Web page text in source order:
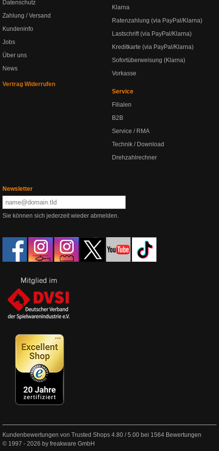
Datenschutz
Zahlung / Versand
Kundeninfo
Jobs
Über uns
News
Vertrag Widerrufen
Klarna
Ratenzahlung (via PayPal/Klarna)
Lastschrift (via PayPal/Klarna)
Kreditkarte (via PayPal/Klarna)
Sofortüberweisung (Klarna)
Vorkasse
Service
Filialen
B2B
Service / RMA
Technik / Download
Drehzahlrechner
Newsletter
Sie können sich jederzeit wieder abmelden.
Kundenbewertungen von Trusted Shops 4.80 /5.00 bei 1564 Bewertungen
© 1997 - 2026 by freakware GmbH